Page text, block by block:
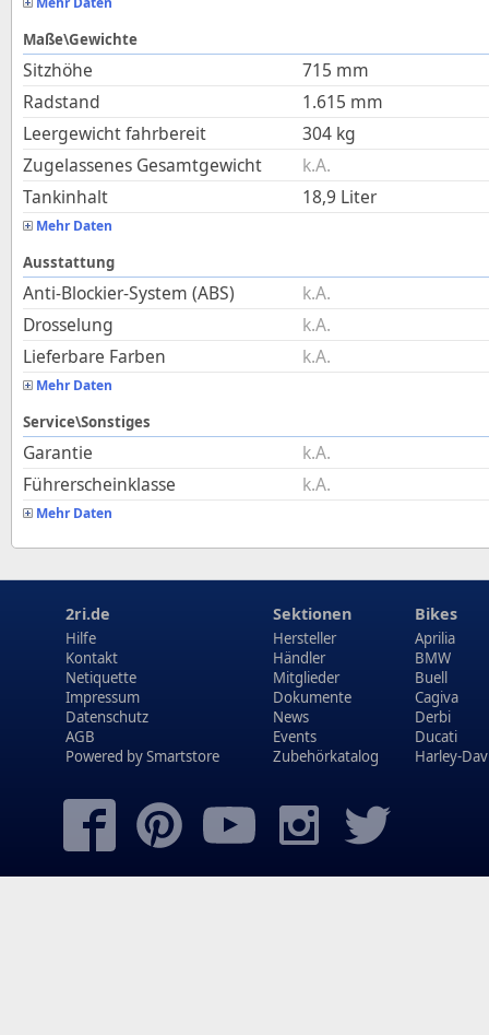
Maße\Gewichte
Sitzhöhe 715 mm
Radstand
1.615 mm
Leergewicht fahrbereit
304 kg
Zugelassenes Gesamtgewicht
k.A.
Tankinhalt
18,9 Liter
Mehr Daten
Ausstattung
Anti-Blockier-System (ABS)
k.A.
Drosselung
k.A.
Lieferbare Farben
k.A.
Mehr Daten
Service\Sonstiges
Garantie
k.A.
Führerscheinklasse
k.A.
Mehr Daten
2ri.de
Hilfe
Kontakt
Netiquette
Impressum
Datenschutz
AGB
Powered bySmartstore
Sektionen
Hersteller
Händler
Mitglieder
Dokumente
News
Events
Zubehörkatalog
Bikes
Aprilia
BMW
Buell
Cagiva
Derbi
Ducati
Harley-